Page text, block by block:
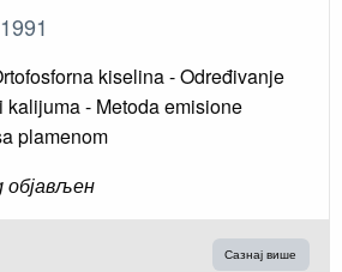
kiselina - Određivanje
kalijuma - Metoda emisione
plamenom
Сазнај више